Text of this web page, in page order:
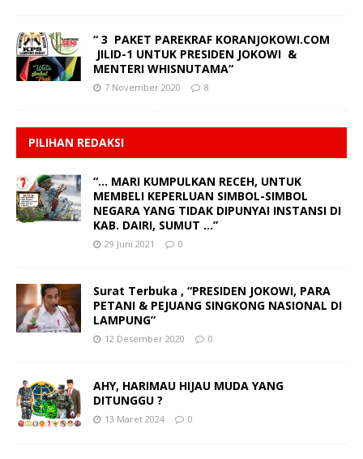
“ 3 PAKET PAREKRAF KORANJOKOWI.COM
JILID-1 UNTUK PRESIDEN JOKOWI &
MENTERI WHISNUTAMA“
7 November 2020 8
PILIHAN REDAKSI
“… MARI KUMPULKAN RECEH, UNTUK
MEMBELI KEPERLUAN SIMBOL-SIMBOL
NEGARA YANG TIDAK DIPUNYAI INSTANSI DI
KAB. DAIRI, SUMUT …”
29 Juni 2021 0
Surat Terbuka , “PRESIDEN JOKOWI, PARA
PETANI & PEJUANG SINGKONG NASIONAL DI
LAMPUNG”
12 Desember 2020 0
AHY, HARIMAU HIJAU MUDA YANG
DITUNGGU ?
13 Maret 2024 0